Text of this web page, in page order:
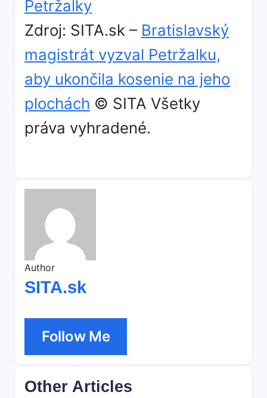
Petržalky
Zdroj: SITA.sk – Bratislavský
magistrát vyzval Petržalku,
aby ukončila kosenie na jeho
plochách © SITA Všetky
práva vyhradené.
Author
SITA.sk
Follow Me
Other Articles